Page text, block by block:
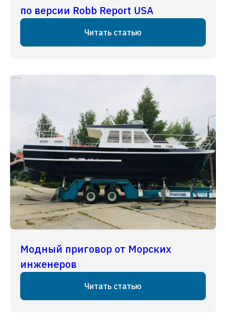
по версии Robb Report USA
Читать статью
Модный приговор от Морских
инженеров
Читать статью